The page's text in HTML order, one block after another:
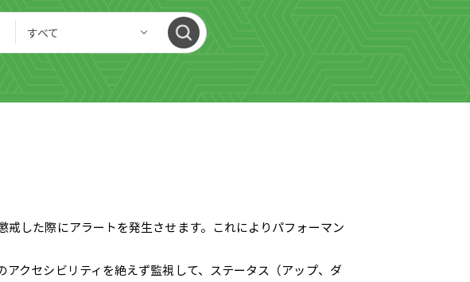
すべて
した際にアラートを発生させます。これによりパフォーマン
クセシビリティを絶えず監視して、ステータス（アップ、ダ